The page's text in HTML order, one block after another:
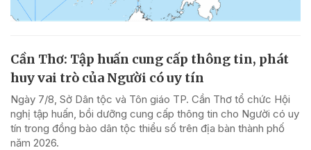
Cần Thơ: Tập huấn cung cấp thông tin, phát
huy vai trò của Người có uy tín
Ngày 7/8, Sở Dân tộc và Tôn giáo TP. Cần Thơ tổ chức Hội
nghị tập huấn, bồi dưỡng cung cấp thông tin cho Người có uy
tín trong đồng bào dân tộc thiểu số trên địa bàn thành phố
năm 2026.